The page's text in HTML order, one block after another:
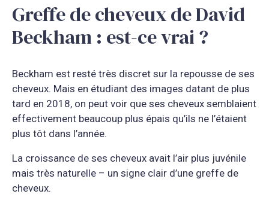
Greffe de cheveux de David
Beckham : est-ce vrai ?
Beckham est resté très discret sur la repousse de ses
cheveux. Mais en étudiant des images datant de plus
tard en 2018, on peut voir que ses cheveux semblaient
effectivement beaucoup plus épais qu’ils ne l’étaient
plus tôt dans l’année.
La croissance de ses cheveux avait l’air plus juvénile
mais très naturelle – un signe clair d’une greffe de
cheveux.